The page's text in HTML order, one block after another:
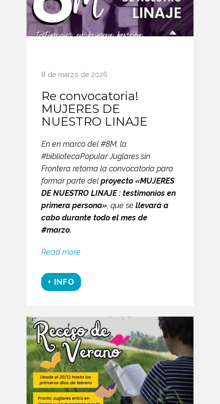
8 de marzo de 2026
Re convocatoria!
MUJERES DE
NUESTRO LINAJE
En en marco del #8M, la
#bibliotecaPopular Juglares sin
Frontera retoma la convocatoria para
formar parte del proyecto «MUJERES
DE NUESTRO LINAJE : testimonios en
primera persona», que se llevará a
cabo durante todo el mes de
#marzo.
Read more
+ INFO